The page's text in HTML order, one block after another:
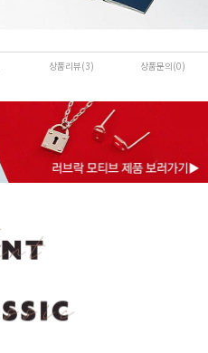
상품리뷰(3) 상품문의(0)